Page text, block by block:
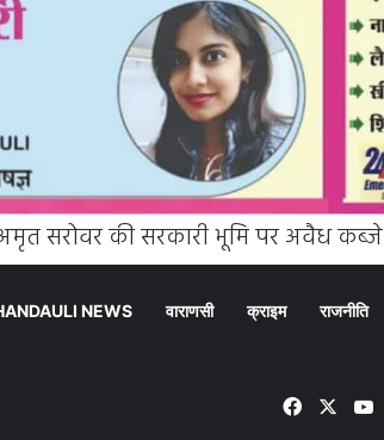
NEWS वाराणसी क्राइम राजनीति
Facebook